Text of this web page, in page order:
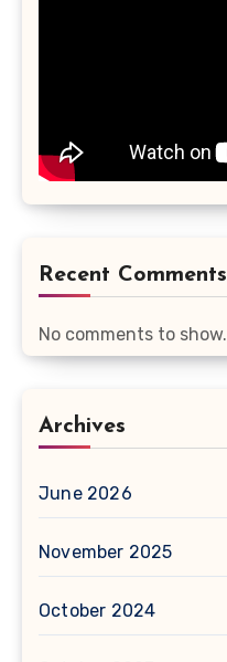
Recent Comments
No comments to show.
Archives
June 2026
November 2025
October 2024